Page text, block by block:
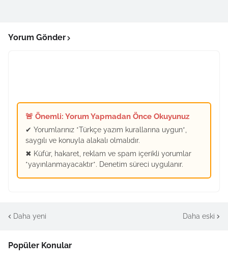
Yorum Gönder
🚨 Önemli: Yorum Yapmadan Önce Okuyunuz
✔ Yorumlarınız *Türkçe yazım kurallarına uygun*,
saygılı ve konuyla alakalı olmalıdır.
✖ Küfür, hakaret, reklam ve spam içerikli yorumlar
*yayınlanmayacaktır*. Denetim süreci uygulanır.
Daha yeni Daha eski
Popüler Konular